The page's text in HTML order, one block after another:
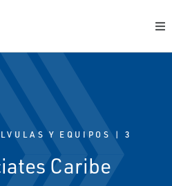
Y EQUIPOS | 3
Caribe